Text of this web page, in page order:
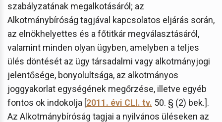
szabályzatának megalkotásáról; az
Alkotmánybíróság tagjával kapcsolatos eljárás során,
az elnökhelyettes és a főtitkár megválasztásáról,
valamint minden olyan ügyben, amelyben a teljes
ülés döntését az ügy társadalmi vagy alkotmányjogi
jelentősége, bonyolultsága, az alkotmányos
joggyakorlat egységének megőrzése, illetve egyéb
fontos ok indokolja [2011. évi CLI. tv. 50. § (2) bek.].
Az Alkotmánybíróság tagjai a nyilvános üléseken az